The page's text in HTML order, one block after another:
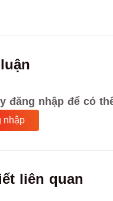
đăng nhập để có
nhập
liên quan